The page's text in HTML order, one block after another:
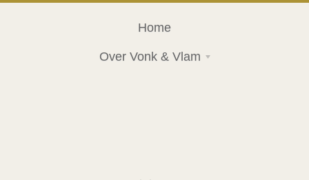
Home
Over Vonk & Vlam